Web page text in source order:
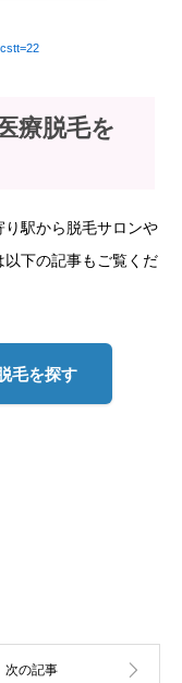
療脱毛を
駅から脱毛サロンや
下の記事もご覧くだ
毛を探す